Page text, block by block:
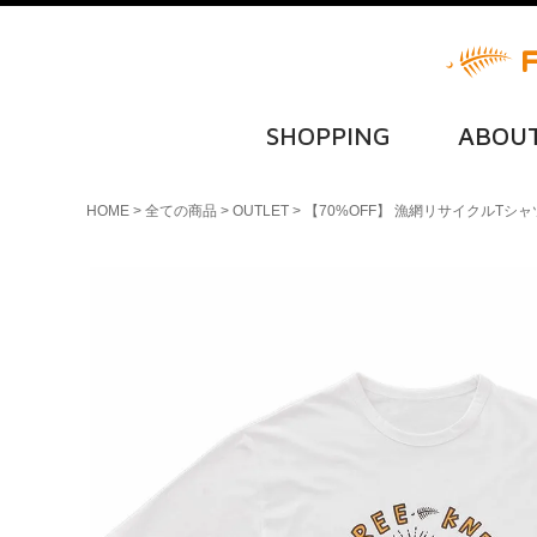
SHOPPING
HOME 全ての商品 OUTLET 【70%OFF】 漁網リサイクルTシ